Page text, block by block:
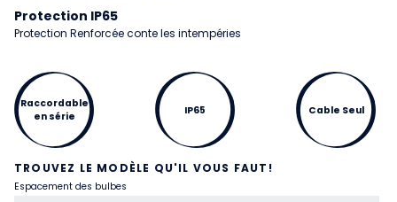
Protection IP65
Protection Renforcée conte les intempéries
TROUVEZ LE MODÈLE QU'IL VOUS FAUT!
Espacement des bulbes
Raccordable
en série
IP65 Cable Seul